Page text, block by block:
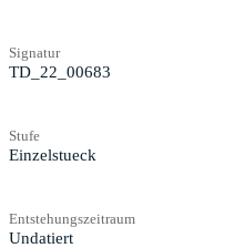
Signatur
TD_22_00683
Stufe
Einzelstueck
Entstehungszeitraum
Undatiert